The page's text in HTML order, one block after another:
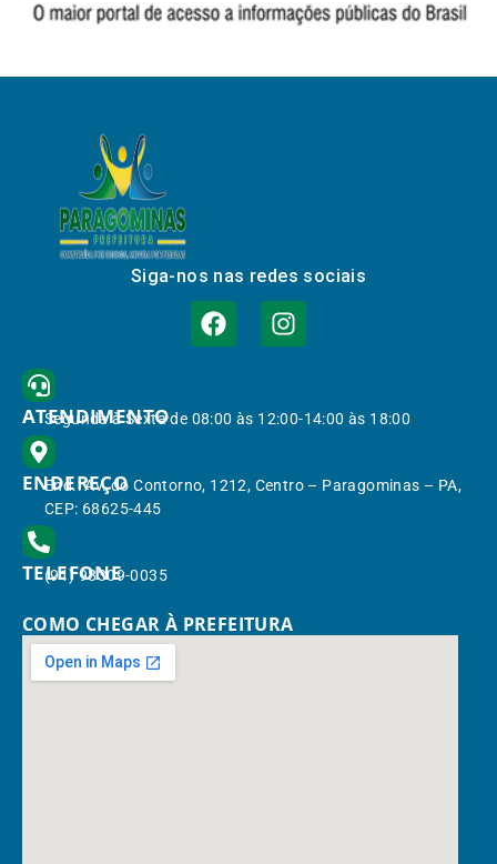
Siga-nos nas redes sociais
ATENDIMENTO
Segunda à Sexta de 08:00 às 12:00-14:00 às 18:00
ENDEREÇO
End.: Av. do Contorno, 1212, Centro – Paragominas – PA,
CEP: 68625-445
TELEFONE
(91) 98309-0035
COMO CHEGAR À PREFEITURA